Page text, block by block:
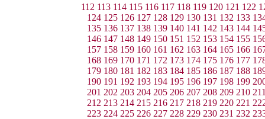
112 113 114 115 116 117 118 119 120 121 122
124 125 126 127 128 129 130 131 132 133
135 136 137 138 139 140 141 142 143 144
146 147 148 149 150 151 152 153 154 155
157 158 159 160 161 162 163 164 165 166
168 169 170 171 172 173 174 175 176 177
179 180 181 182 183 184 185 186 187 188
190 191 192 193 194 195 196 197 198 199
201 202 203 204 205 206 207 208 209 210
212 213 214 215 216 217 218 219 220 221
223 224 225 226 227 228 229 230 231 232